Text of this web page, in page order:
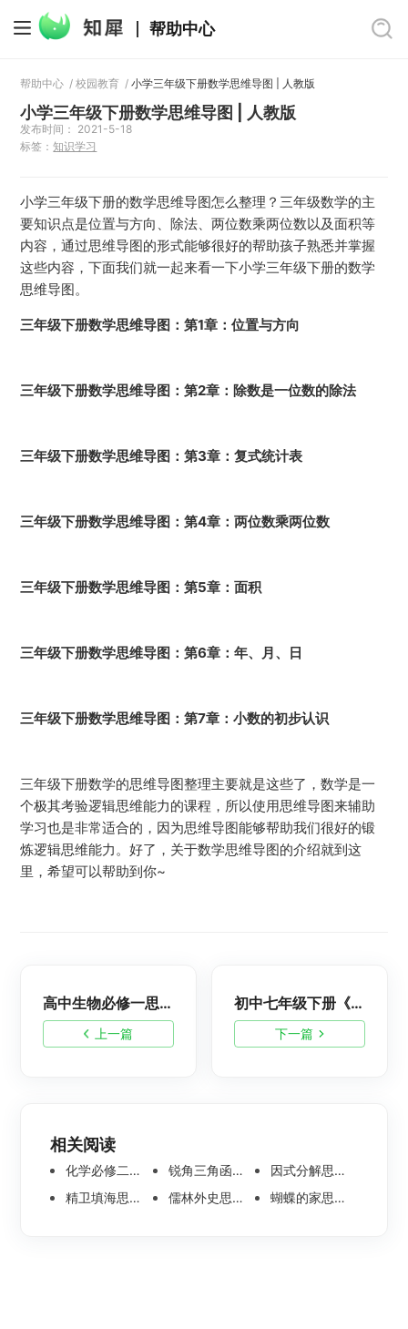
帮助中心
帮助中心 /校园教育 /小学三年级下册数学思维导图 | 人教版
小学三年级下册数学思维导图 | 人教版
发布时间： 2021-5-18
标签：知识学习
小学三年级下册的数学思维导图怎么整理？三年级数学的主
要知识点是位置与方向、除法、两位数乘两位数以及面积等
内容，通过思维导图的形式能够很好的帮助孩子熟悉并掌握
这些内容，下面我们就一起来看一下小学三年级下册的数学
思维导图。
三年级下册数学思维导图：第1章：位置与方向
三年级下册数学思维导图：第2章：除数是一位数的除法
三年级下册数学思维导图：第3章：复式统计表
三年级下册数学思维导图：第4章：两位数乘两位数
三年级下册数学思维导图：第5章：面积
三年级下册数学思维导图：第6章：年、月、日
三年级下册数学思维导图：第7章：小数的初步认识
三年级下册数学的思维导图整理主要就是这些了，数学是一
个极其考验逻辑思维能力的课程，所以使用思维导图来辅助
学习也是非常适合的，因为思维导图能够帮助我们很好的锻
炼逻辑思维能力。好了，关于数学思维导图的介绍就到这
里，希望可以帮助到你~
上一篇
高中生物必修一思维导图整理 | 人教版
下一篇
初中七年级下册《道德与法治》思维导图 | 人教版
相关阅读
化学必修二思维导图合集，高中高清化学思维导图整理 锐角三角函数思维导图 | 数学思维导图分享
因式分解思维导图高清版-数学思维导图模板分享
精卫填海思维导图怎么画？高清版精卫填海思维导图模板分享
儒林外史思维导图大全|高清版免费思维导图模板 蝴蝶的家思维导图怎么画？高清版蝴蝶的家思维导图分享